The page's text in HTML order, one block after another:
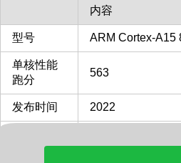
内容
型号 ARM Cortex-A15
单核性能
跑分
563
发布时间 2022